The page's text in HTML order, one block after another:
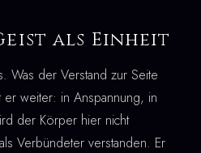
als Einheit
Was der Verstand zur Seite
weiter: in Anspannung, in
der Körper hier nicht
Verbündeter verstanden. Er